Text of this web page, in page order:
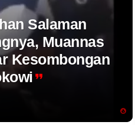
Salaman
Muannas
Kesombongan